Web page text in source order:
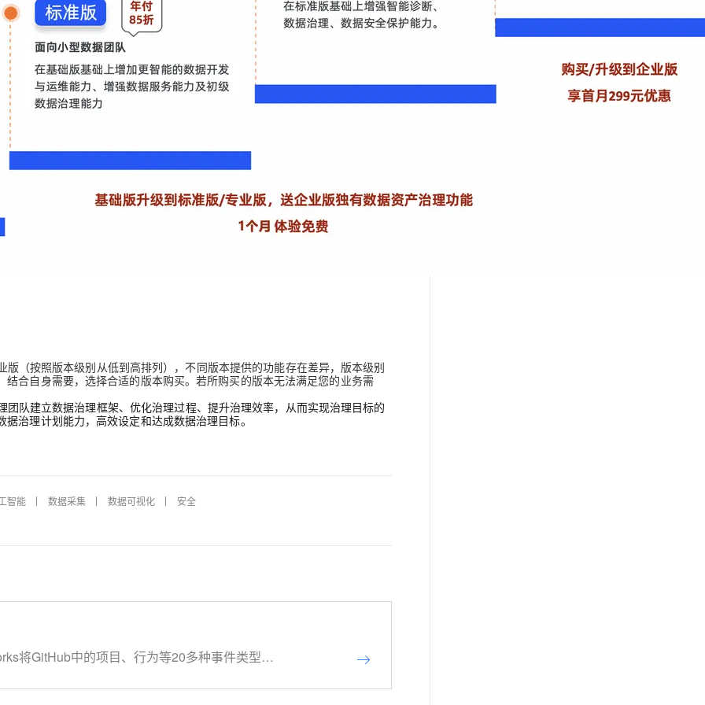
版（按照版本级别从低到高排列），不同版本提供的功能存在差异，版本级别
合自身需要，选择合适的版本购买。若所购买的版本无法满足您的业务需
队建立数据治理框架、优化治理过程、提升治理效率，从而实现治理目标的
治理计划能力，高效设定和达成数据治理目标。
智能 数据采集 数据可视化 安全
将GitHub中的项⽬、行为等20多种事件类型数